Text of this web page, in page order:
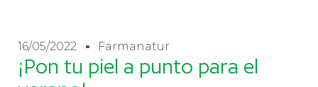
16/05/2022 Farmanatur
¡Pon tu piel a punto para el